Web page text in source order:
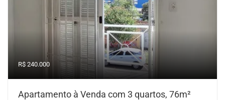
R$ 240.000
Apartamento à Venda com 3 quartos, 76m²